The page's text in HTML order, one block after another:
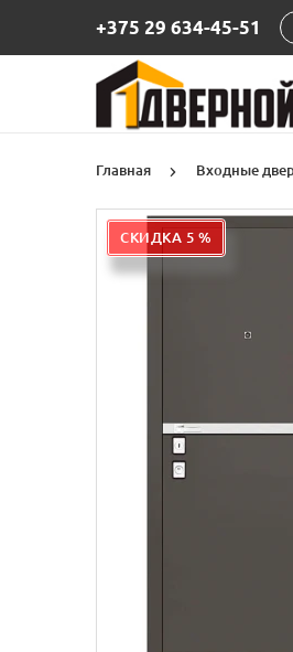
+375 29 634-45-51
Главная Входные
СКИДКА 5 %